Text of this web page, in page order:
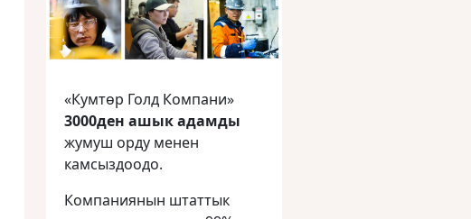
«Кумтөр Голд Компани»
3000ден ашык адамды
жумуш орду менен
камсыздоодо.
Компаниянын штаттык